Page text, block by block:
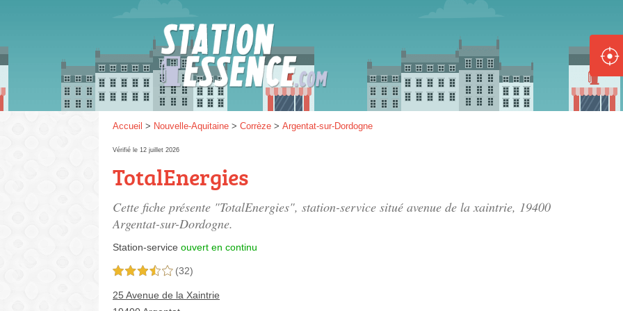
Accueil > Nouvelle-Aquitaine > Corrèze > Argentat-sur-Dordogne
Vérifié le 12 juillet 2026
TotalEnergies
Cette fiche présente "TotalEnergies", station-service situé avenue de la xaintrie, 19400
Argentat-sur-Dordogne.
Station-service ouvert en continu
3,5 étoiles sur 5 (32)
25 Avenue de la Xaintrie
Gazole :
Disponible Épuisé
SP 98 :
Disponible Épuisé